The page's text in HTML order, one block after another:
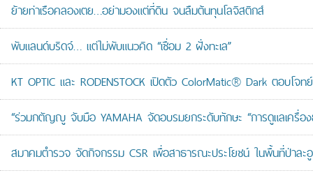
ย้ายท่าเรือคลองเตย…อย่ามองแต่ที่ดิน จนลืมต้นทุนโลจิสติกส์
พับแลนด์บริดจ์… แต่ไม่พับแนวคิด “เชื่อม 2 ฝั่งทะเล”
KT OPTIC และ RODENSTOCK เปิดตัว ColorMatic® Dark ตอบโจ
“ร่วมกตัญญู จับมือ YAMAHA จัดอบรมยกระดับทักษะ “การดูแลเครื่อ
สมาคมตำรวจ จัดกิจกรรม CSR เพื่อสาธารณะประโยชน์ ในพื้นที่ป่าละอู